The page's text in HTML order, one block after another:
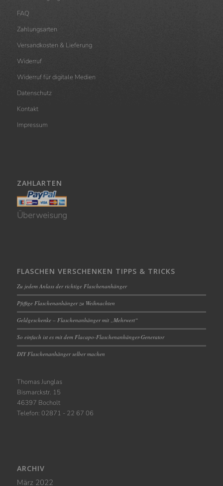
FAQ
Zahlungsarten
Versandkosten & Lieferung
Widerruf
Widerruf für digitale Medien
Datenschutz
Kontakt
Impressum
ZAHLARTEN
Überweisung
FLASCHEN VERSCHENKEN TIPPS & TRICKS
Zu jedem Anlass der richtige Flaschenanhänger
Pfiffige Flaschenanhänger zu Weihnachten
Geldgeschenke – Flaschenanhänger mit „Mehrwert“
So einfach ist es mit dem Flacapo-Flaschenanhänger-Generator
DIY Flaschenanhänger selber machen
Thomas Junglas
Bismarckstr. 15
46397 Bocholt
Telefon: 02871 - 22 67 06
ARCHIV
März 2022